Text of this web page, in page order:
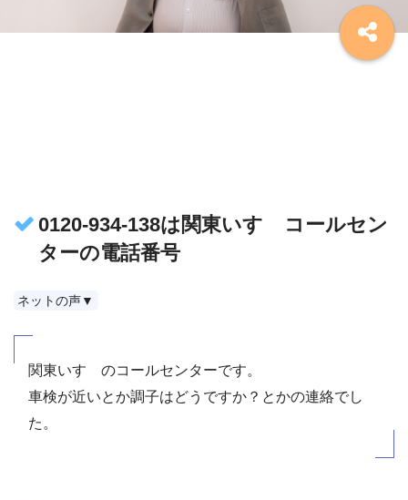
0120-934-138は関東いすゞコールセン
ターの電話番号
ネットの声▼
関東いすゞのコールセンターです。
車検が近いとか調子はどうですか？とかの連絡でし
た。